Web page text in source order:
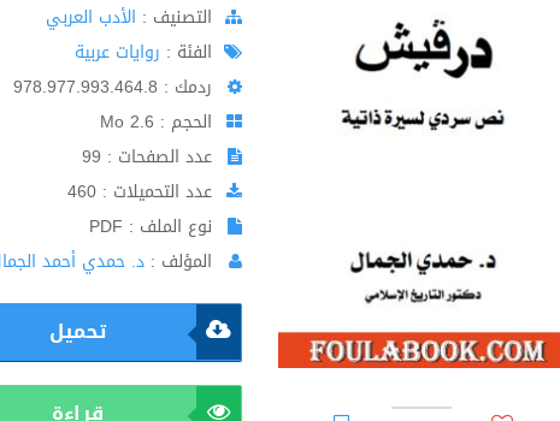
اﻟﺘﺼﻨﻴﻒ : الأدب العربي
الفئة : روايات عربية
ردمك : 978.977.993.464.8
الحجم : 2.6 Mo
عدد الصفحات : 99
عدد التحميلات : 460
نوع الملف : PDF
المؤلف : د. حمدي أحمد
تحميل
قراءة